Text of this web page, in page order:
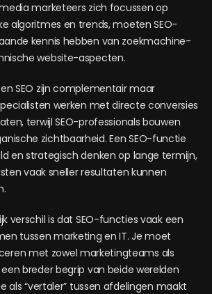
marketeers zich focussen op
algoritmes en trends, moeten SEO-
kennis hebben van zoekmachine-
website-aspecten.
en SEO zijn complementair maar
werken met directe conversies
terwijl SEO-professionals bouwen
zichtbaarheid. Een SEO-functie
en strategisch denken op lange termijn,
vaak sneller resultaten kunnen
verschil is dat SEO-functies vaak een
tussen marketing en IT. Je moet
met zowel marketingteams als
breder begrip van beide werelden
als “vertaler” tussen afdelingen maakt